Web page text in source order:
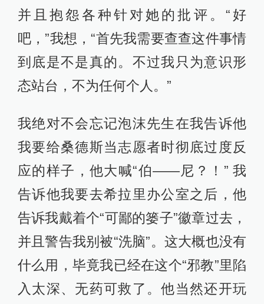
并且抱怨各种针对她的批评。“好
吧，”我想，“首先我需要查查这件事情
到底是不是真的。不过我只为意识形
态站台，不为任何个人。”
我绝对不会忘记泡沫先生在我告诉他
我要给桑德斯当志愿者时彻底过度反
应的样子，他大喊“伯——尼？！” 我
告诉他我要去希拉里办公室之后，他
告诉我戴着个“可鄙的篓子”徽章过去，
并且警告我别被“洗脑”。这大概也没有
什么用，毕竟我已经在这个“邪教”里陷
入太深、无药可救了。他当然还开玩